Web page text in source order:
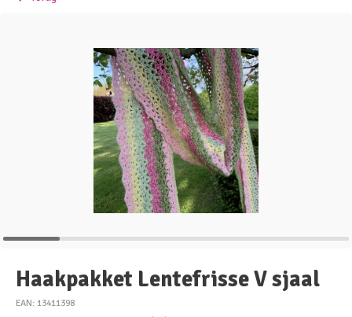
Haakpakket Lentefrisse V sjaal
EAN: 13411398